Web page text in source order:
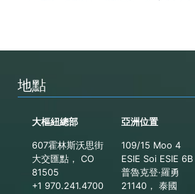
地點
大樞紐總部
607霍林斯沃思街
大交匯點， CO
81505
+1 970.241.4700
亞洲位置
109/15 Moo 4
ESIE Soi ESIE 6B
普魯克登·羅勇
21140， 泰國